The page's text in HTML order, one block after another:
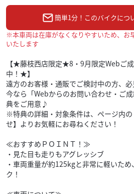
簡単1分！このバイクにつ
※本車両は在庫がなくなりやすいため、お
いたします
【★藤枝西店限定★8・9月限定Webご
中！★】
遠方のお客様・通販でご検討中の方、必
今なら「Webからのお問い合わせ・ご
典をご用意♪
※特典の詳細・対象条件は、ページ内
せ】よりお気軽にお尋ねください！
≪おすすめＰＯＩＮＴ！≫
・見た目も走りもアグレッシブ
・車両重量が約125kgと非常に軽いた
ク！